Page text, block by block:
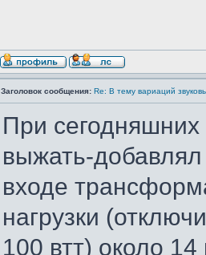
Заголовок сообщения: Re: В тему вариаций
При
выжать-
входе
нагрузки
100 втт) около 14